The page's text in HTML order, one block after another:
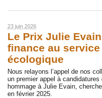
23 juin 2026
Le Prix Julie
finance au
écologique
Nous relayons l’appel de nos
un premier appel à
hommage à Julie Evain,
en février 2025.